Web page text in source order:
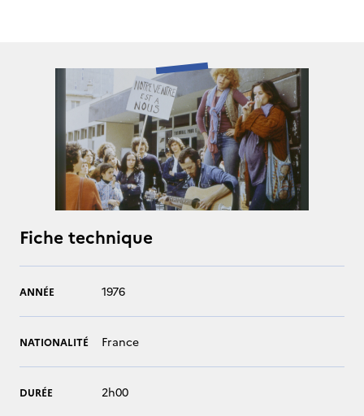
Fiche technique
ANNÉE 1976
NATIONALITÉ France
DURÉE 2h00